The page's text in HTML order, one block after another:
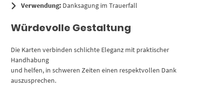
Verwendung: Danksagung im Trauerfall
Würdevolle Gestaltung
Die Karten verbinden schlichte Eleganz mit praktischer
Handhabung
und helfen, in schweren Zeiten einen respektvollen Dank
auszusprechen.